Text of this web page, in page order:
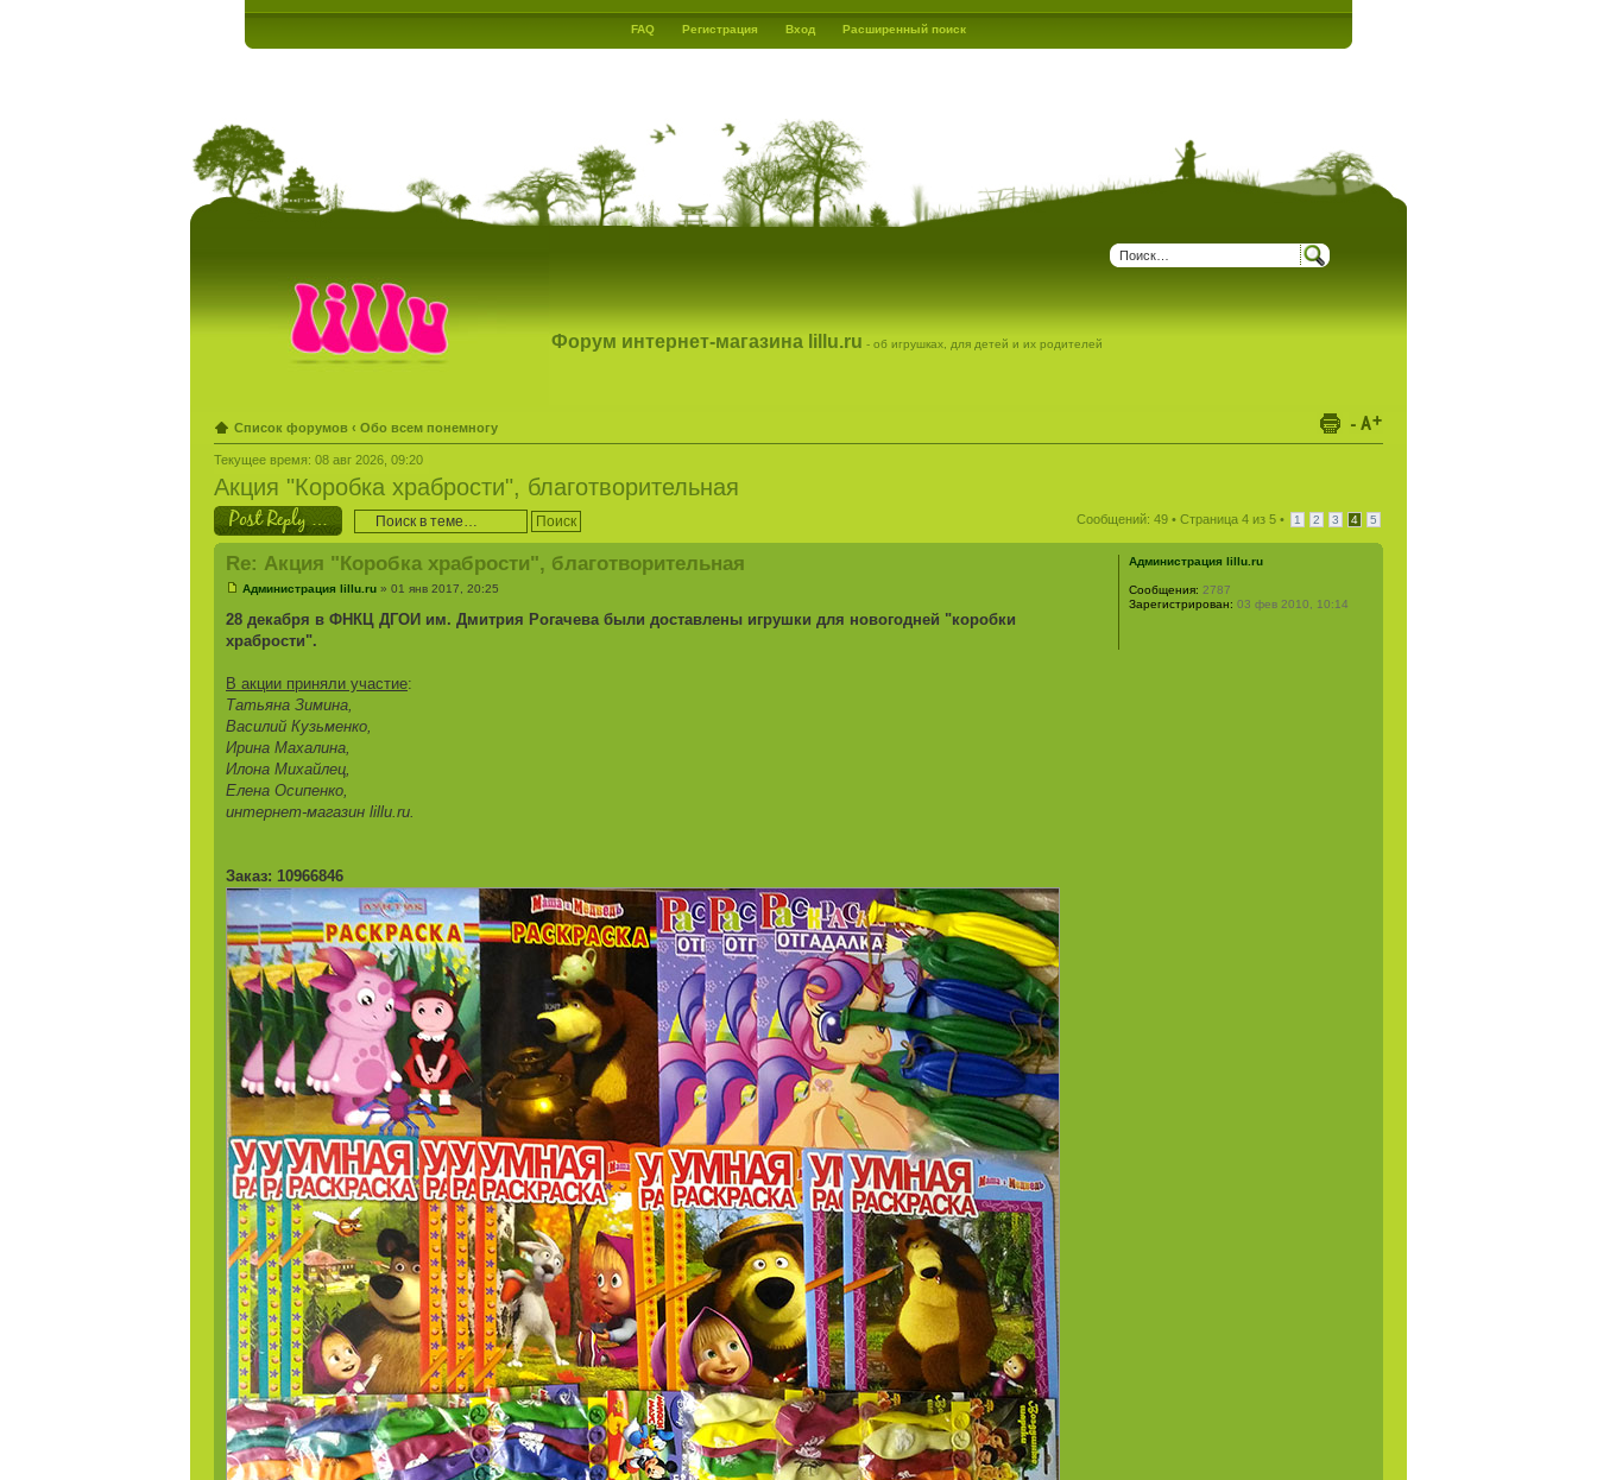
FAQ Регистрация Вход Расширенный поиск
Форум интернет-магазина lillu.ru - об игрушках, для детей и их родителей
Список форумов ‹ Обо всем понемногу
Текущее время: 08 авг 2026, 09:20
Акция "Коробка храбрости", благотворительная
Ответить Сообщений: 49 • Страница 4 из 5 • 1 2 3 4 5
Re: Акция "Коробка храбрости", благотворительная
Администрация lillu.ru » 01 янв 2017, 20:25
28 декабря в ФНКЦ ДГОИ им. Дмитрия Рогачева были доставлены игрушки для новогодней "коробки
храбрости".
В акции приняли участие:
Татьяна Зимина,
Василий Кузьменко,
Ирина Махалина,
Илона Михайлец,
Елена Осипенко,
интернет-магазин lillu.ru.
Заказ: 10966846
Администрация lillu.ru
Сообщения: 2787
Зарегистрирован: 03 фев 2010, 10:14